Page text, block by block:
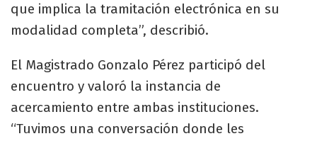
que implica la tramitación electrónica en su
modalidad completa”, describió.
El Magistrado Gonzalo Pérez participó del
encuentro y valoró la instancia de
acercamiento entre ambas instituciones.
“Tuvimos una conversación donde les